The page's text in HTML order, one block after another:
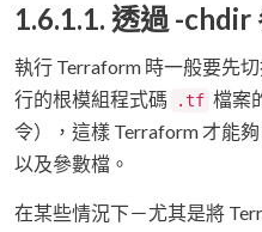
1.6.1.1. 透過 -
執行 Terraform 時一般要先
行的根模組程式碼
.tf 檔案
令），這樣 Terraform 才能
以及參數檔。
在某些情況下－尤其是將